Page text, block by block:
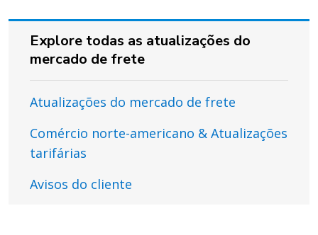
Explore todas as atualizações do
mercado de frete
Atualizações do mercado de frete
Comércio norte-americano & Atualizações
tarifárias
Avisos do cliente